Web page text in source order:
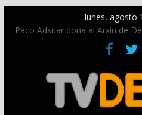
lunes, agosto
Paco Adsuar dona al Arxiu de
de la memoria visual de la ciudad
Nacen las primeras tortugas de
identificadas en la playa de Les
Dos personas fallecen en un
entre Benissa y Calp
Una nueva oportunidad para